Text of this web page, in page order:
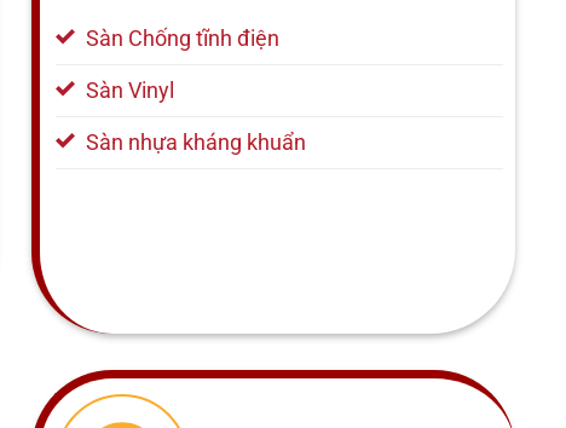
Sàn Chống tĩnh điện
Sàn Vinyl
Sàn nhựa kháng khuẩn